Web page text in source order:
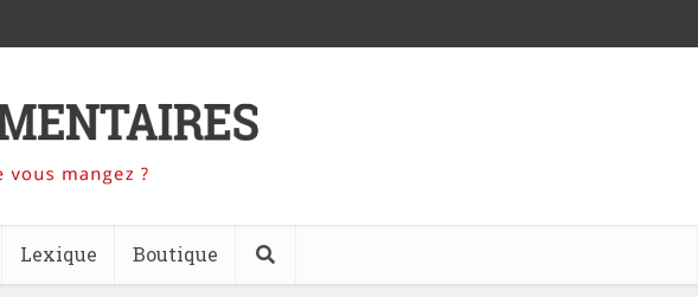
Lexique Boutique